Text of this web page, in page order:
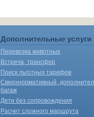
Дополнительные услуги
Перевозка животных
Встреча, трансфер
Поиск льготных тарифов
Сверхнормативный,
багаж
Дети без сопровождения
Расчет сложного маршрута